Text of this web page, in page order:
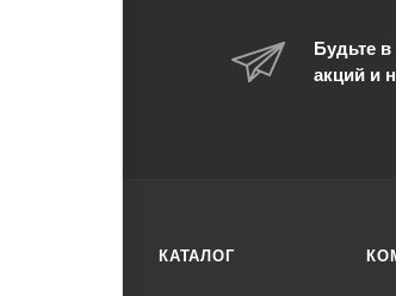
Будьте
акций и
КАТАЛОГ